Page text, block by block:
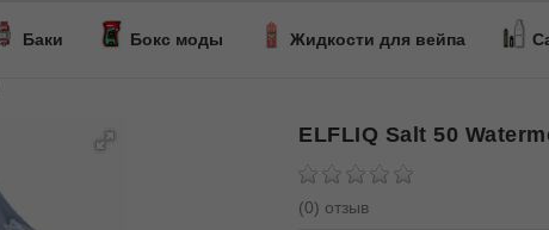
Баки Бокс моды Жидкости для вейпа
ELFLIQ Salt 50
(0) отзыв